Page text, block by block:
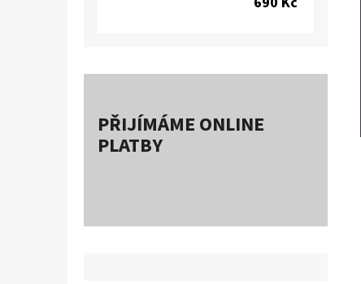
PŘIJÍMÁME ONLINE
PLATBY